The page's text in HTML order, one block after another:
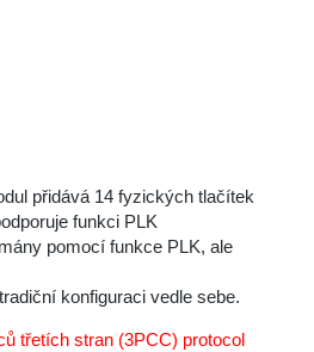
přidává 14 fyzických tlačítek
funkci PLK
pomocí funkce PLK, ale
konfiguraci vedle sebe.
třetích stran (3PCC) protocol